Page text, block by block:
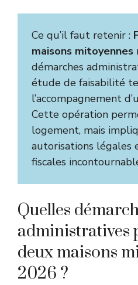
Ce qu’il faut retenir :
maisons mitoyennes
démarches
étude de faisabilité
l’accompagnement
Cette opération
logement, mais
autorisations légales
fiscales
Quelles
administratives
deux maisons
2026 ?